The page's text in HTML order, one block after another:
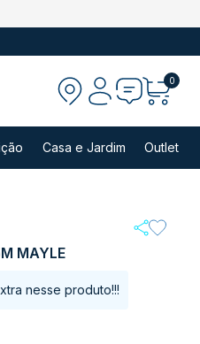
0
Casa e Jardim Outlet
MAYLE
nesse produto!!!